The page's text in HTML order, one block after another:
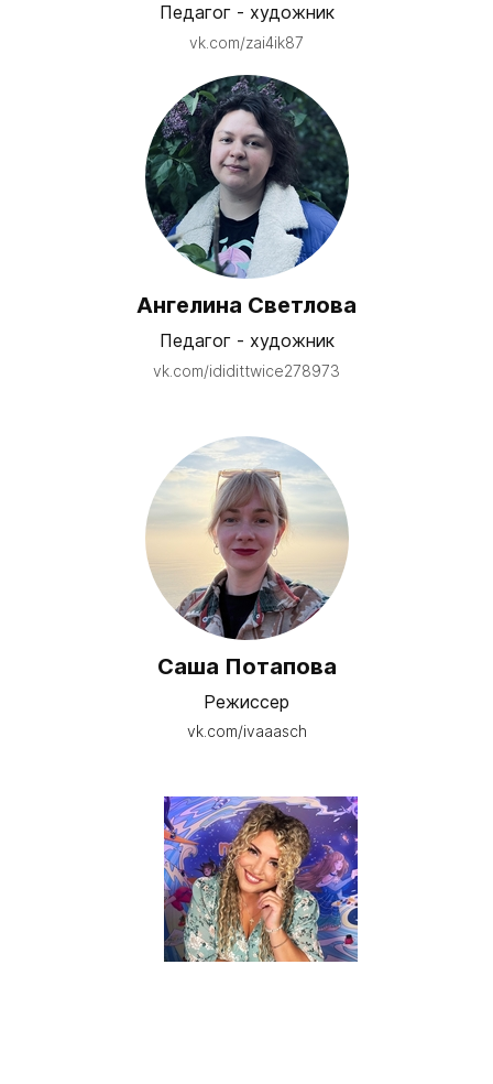
Педагог - художник
vk.com/zai4ik87
Ангелина Светлова
Педагог - художник
vk.com/ididittwice278973
Саша Потапова
Режиссер
vk.com/ivaaasch